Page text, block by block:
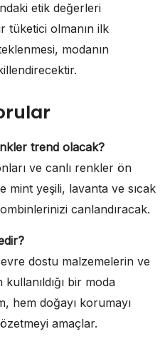
etik değerleri
tüketici olmanın ilk
modanın
trend olacak?
ve canlı renkler ön
mint yeşili, lavanta ve sıcak
canlandıracak.
dostu malzemelerin ve
bir moda
hem doğayı korumayı
amaçlar.